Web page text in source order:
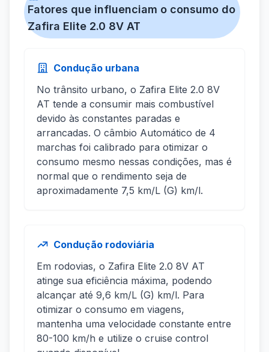
Fatores que influenciam o consumo do
Zafira Elite 2.0 8V AT
Condução urbana
No trânsito urbano, o Zafira Elite 2.0 8V
AT tende a consumir mais combustível
devido às constantes paradas e
arrancadas. O câmbio Automático de 4
marchas foi calibrado para otimizar o
consumo mesmo nessas condições, mas é
normal que o rendimento seja de
aproximadamente 7,5 km/L (G) km/l.
Condução rodoviária
Em rodovias, o Zafira Elite 2.0 8V AT
atinge sua eficiência máxima, podendo
alcançar até 9,6 km/L (G) km/l. Para
otimizar o consumo em viagens,
mantenha uma velocidade constante entre
80-100 km/h e utilize o cruise control